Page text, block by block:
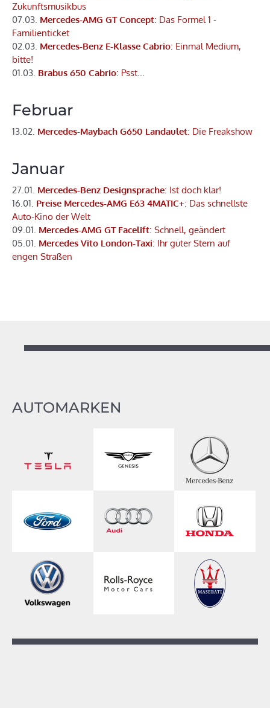
Zukunftsmusikbus
07.03. Mercedes-AMG GT Concept: Das Formel 1 -
Familienticket
02.03. Mercedes-Benz E-Klasse Cabrio: Einmal Medium,
bitte!
01.03. Brabus 650 Cabrio: Psst...
Februar
13.02. Mercedes-Maybach G650 Landaulet: Die Freakshow
Januar
27.01. Mercedes-Benz Designsprache: Ist doch klar!
16.01. Preise Mercedes-AMG E63 4MATIC+: Das schnellste
Auto-Kino der Welt
09.01. Mercedes-AMG GT Facelift: Schnell, geändert
05.01. Mercedes Vito London-Taxi: Ihr guter Stern auf
engen Straßen
AUTOMARKEN